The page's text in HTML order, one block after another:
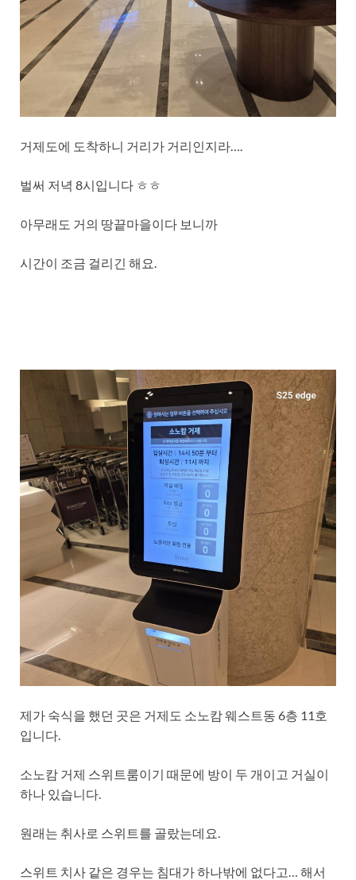
거제도에 도착하니 거리가 거리인지라….
벌써 저녁 8시입니다 ㅎㅎ
아무래도 거의 땅끝마을이다 보니까
시간이 조금 걸리긴 해요.
제가 숙식을 했던 곳은 거제도 소노캄 웨스트동 6층 11호
입니다.
소노캄 거제 스위트룸이기 때문에 방이 두 개이고 거실이
하나 있습니다.
원래는 취사로 스위트를 골랐는데요.
스위트 치사 같은 경우는 침대가 하나밖에 없다고… 해서